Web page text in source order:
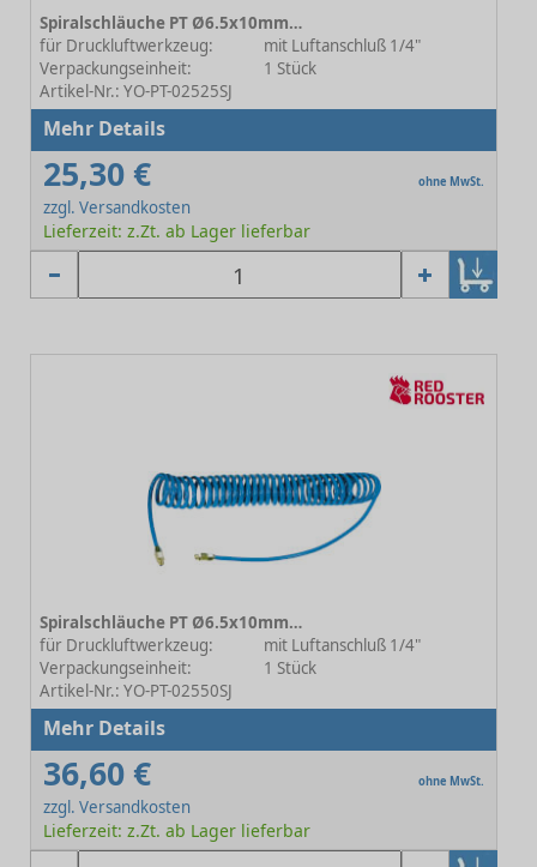
Spiralschläuche PT Ø6.5x10mm L=5m
für Druckluftwerkzeug:
mit Luftanschluß 1/4"
Verpackungseinheit:
1 Stück
Artikel-Nr.: YO-PT-02525SJ
Mehr Details
25,30 € ohne MwSt.
zzgl. Versandkosten
Lieferzeit: z.Zt. ab Lager lieferbar
Spiralschläuche PT Ø6.5x10mm L=10m
für Druckluftwerkzeug:
mit Luftanschluß 1/4"
Verpackungseinheit:
1 Stück
Artikel-Nr.: YO-PT-02550SJ
Mehr Details
36,60 € ohne MwSt.
zzgl. Versandkosten
Lieferzeit: z.Zt. ab Lager lieferbar